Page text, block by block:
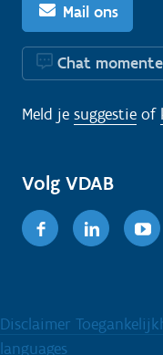
Mail ons
Chat
Meld je suggestie of
Volg VDAB
Facebook
Disclaimer
languages